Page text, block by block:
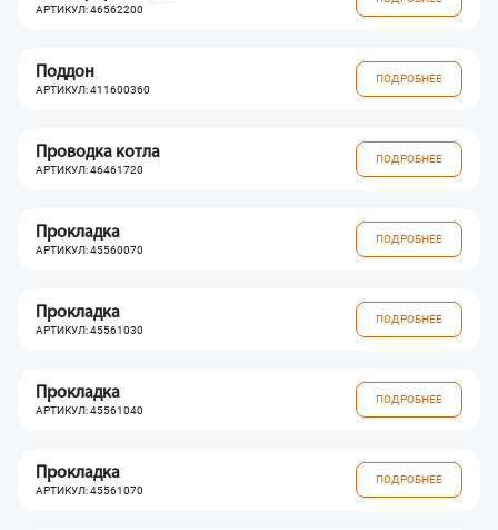
АРТИКУЛ: 46562200
Поддон
АРТИКУЛ: 411600360
ПОДРОБНЕЕ
Проводка котла
АРТИКУЛ: 46461720
ПОДРОБНЕЕ
Прокладка
АРТИКУЛ: 45560070
ПОДРОБНЕЕ
Прокладка
АРТИКУЛ: 45561030
ПОДРОБНЕЕ
Прокладка
АРТИКУЛ: 45561040
ПОДРОБНЕЕ
Прокладка
АРТИКУЛ: 45561070
ПОДРОБНЕЕ